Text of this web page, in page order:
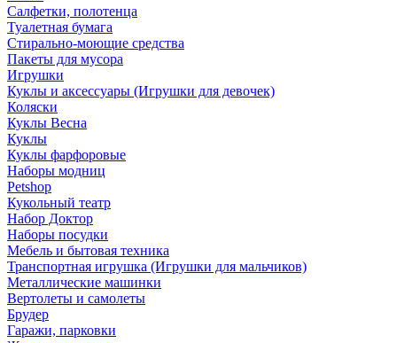
Салфетки, полотенца
Туалетная бумага
Стирально-моющие средства
Пакеты для мусора
Игрушки
Куклы и аксессуары (Игрушки для девочек)
Коляски
Куклы Весна
Куклы
Куклы фарфоровые
Наборы модниц
Petshop
Кукольный театр
Набор Доктор
Наборы посудки
Мебель и бытовая техника
Транспортная игрушка (Игрушки для мальчиков)
Металлические машинки
Вертолеты и самолеты
Брудер
Гаражи, парковки